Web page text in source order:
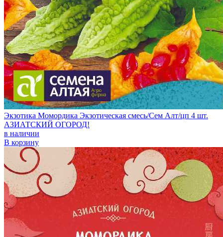
Экзотика Момордика Экзотическая смесь/Сем Алт/цп 4 шт.
АЗИАТСКИЙ ОГОРОД!
в наличии
В корзину